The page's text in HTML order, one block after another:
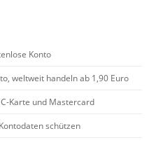
Konto
weltweit handeln ab 1,90 Euro
Karte und Mastercard
schützen